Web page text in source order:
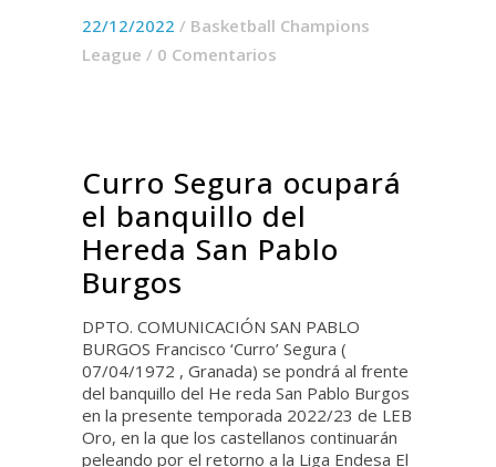
22/12/2022 / Basketball Champions
League / 0 Comentarios
Curro Segura ocupará
el banquillo del
Hereda San Pablo
Burgos
DPTO. COMUNICACIÓN SAN PABLO
BURGOS Francisco ‘Curro’ Segura (
07/04/1972 , Granada) se pondrá al frente
del banquillo del He reda San Pablo Burgos
en la presente temporada 2022/23 de LEB
Oro, en la que los castellanos continuarán
peleando por el retorno a la Liga Endesa El